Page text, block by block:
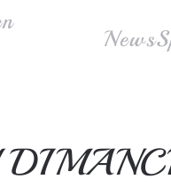
News